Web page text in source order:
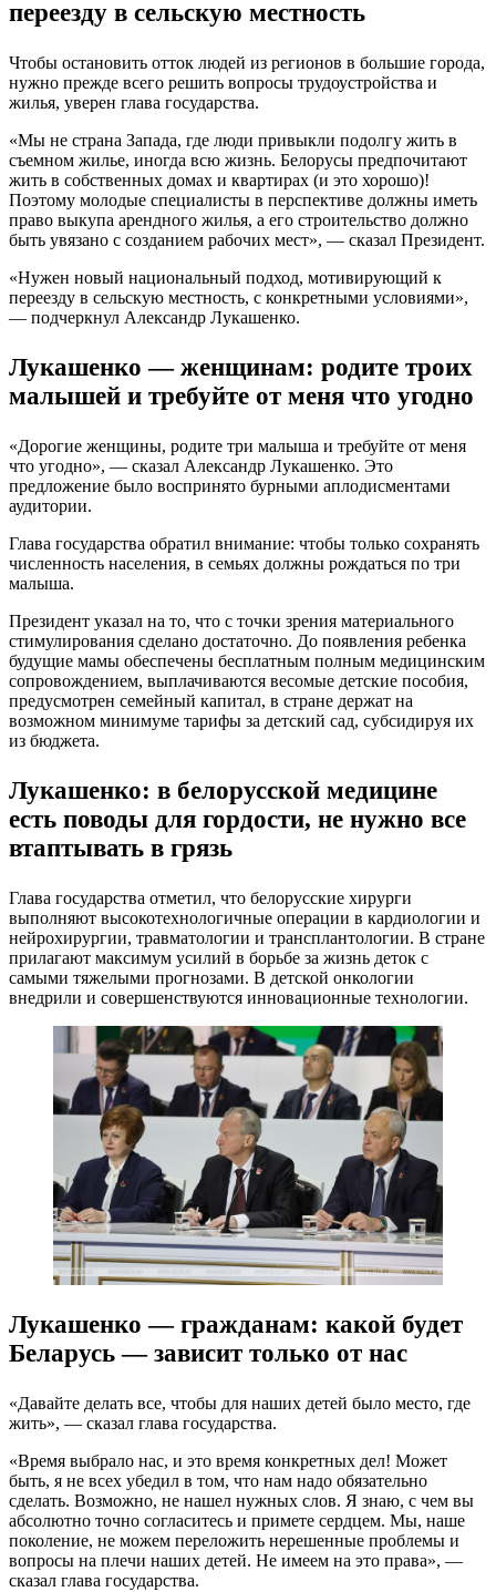
переезду в сельскую местность
Чтобы остановить отток людей из регионов в большие города,
нужно прежде всего решить вопросы трудоустройства и
жилья, уверен глава государства.
«Мы не страна Запада, где люди привыкли подолгу жить в
съемном жилье, иногда всю жизнь. Белорусы предпочитают
жить в собственных домах и квартирах (и это хорошо)!
Поэтому молодые специалисты в перспективе должны иметь
право выкупа арендного жилья, а его строительство должно
быть увязано с созданием рабочих мест», — сказал Президент.
«Нужен новый национальный подход, мотивирующий к
переезду в сельскую местность, с конкретными условиями»,
— подчеркнул Александр Лукашенко.
Лукашенко — женщинам: родите троих
малышей и требуйте от меня что угодно
«Дорогие женщины, родите три малыша и требуйте от меня
что угодно», — сказал Александр Лукашенко. Это
предложение было воспринято бурными аплодисментами
аудитории.
Глава государства обратил внимание: чтобы только сохранять
численность населения, в семьях должны рождаться по три
малыша.
Президент указал на то, что с точки зрения материального
стимулирования сделано достаточно. До появления ребенка
будущие мамы обеспечены бесплатным полным медицинским
сопровождением, выплачиваются весомые детские пособия,
предусмотрен семейный капитал, в стране держат на
возможном минимуме тарифы за детский сад, субсидируя их
из бюджета.
Лукашенко: в белорусской медицине
есть поводы для гордости, не нужно все
втаптывать в грязь
Глава государства отметил, что белорусские хирурги
выполняют высокотехнологичные операции в кардиологии и
нейрохирургии, травматологии и трансплантологии. В стране
прилагают максимум усилий в борьбе за жизнь деток с
самыми тяжелыми прогнозами. В детской онкологии
внедрили и совершенствуются инновационные технологии.
Лукашенко — гражданам: какой будет
Беларусь — зависит только от нас
«Давайте делать все, чтобы для наших детей было место, где
жить», — сказал глава государства.
«Время выбрало нас, и это время конкретных дел! Может
быть, я не всех убедил в том, что нам надо обязательно
сделать. Возможно, не нашел нужных слов. Я знаю, с чем вы
абсолютно точно согласитесь и примете сердцем. Мы, наше
поколение, не можем переложить нерешенные проблемы и
вопросы на плечи наших детей. Не имеем на это права», —
сказал глава государства.